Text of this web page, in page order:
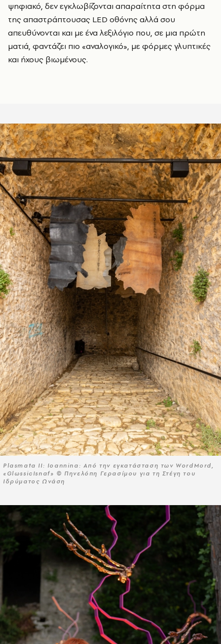
ψηφιακό, δεν εγκλωβίζονται απαραίτητα στη φόρμα
της απαστράπτουσας LED οθόνης αλλά σου
απευθύνονται και με ένα λεξιλόγιο που, σε μια πρώτη
ματιά, φαντάζει πιο «αναλογικό», με φόρμες γλυπτικές
και ήχους βιωμένους.
Plasmata II: Ioannina: Από την εγκατάσταση των WordMord,
«GlωssicIsnaf» © Πηνελόπη Γερασίμου για τη Στέγη του
Ιδρύματος Ωνάση